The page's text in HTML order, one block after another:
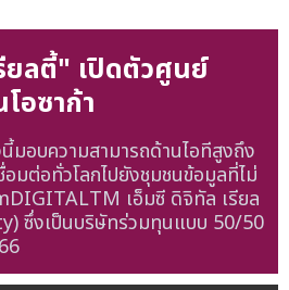
ยลตี้" เปิดตัวศูนย์
อซาก้า
มอบความสามารถด้านไอทีสูงถึง
อมต่อทั่วโลกไปยังชุมชนข้อมูลที่ไม่
เอ็มซี ดิจิทัล เรียล
ซึ่งเป็นบริษัทร่วมทุนแบบ 50/50